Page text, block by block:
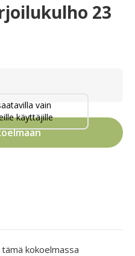
23
vain
käyttäjille
kokoelmassa